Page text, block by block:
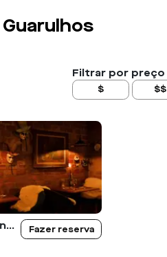
Guarulhos
Filtrar por preço
$ $$
Caravaggio Wine & Bistrô Fazer reserva